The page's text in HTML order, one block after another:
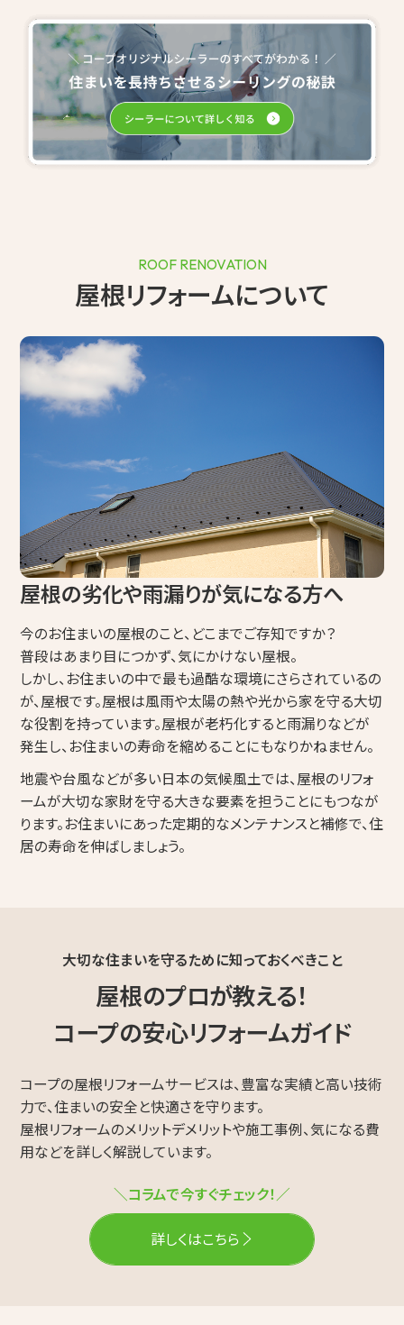
ROOF RENOVATION
屋根リフォームについて
屋根の劣化や雨漏りが気になる方へ
今のお住まいの屋根のこと、どこまでご存知ですか？
普段はあまり目につかず、気にかけない屋根。
しかし、お住まいの中で最も過酷な環境にさらされているの
が、屋根です。屋根は風雨や太陽の熱や光から家を守る大切
な役割を持っています。屋根が老朽化すると雨漏りなどが
発生し、お住まいの寿命を縮めることにもなりかねません。
地震や台風などが多い日本の気候風土では、屋根のリフォ
ームが大切な家財を守る大きな要素を担うことにもつなが
ります。お住まいにあった定期的なメンテナンスと補修で、住
居の寿命を伸ばしましょう。
大切な住まいを守るために知っておくべきこと
屋根のプロが教える！
コープの安心リフォームガイド
コープの屋根リフォームサービスは、豊富な実績と高い技術
力で、住まいの安全と快適さを守ります。
屋根リフォームのメリットデメリットや施工事例、気になる費
用などを詳しく解説しています。
＼コラムで今すぐチェック！／
詳しくはこちら